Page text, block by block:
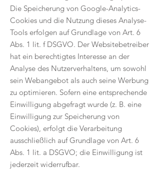
Die Speicherung von Google-Analytics-
Cookies und die Nutzung dieses Analyse-
Tools erfolgen auf Grundlage von Art. 6
Abs. 1 lit. f DSGVO. Der Websitebetreiber
hat ein berechtigtes Interesse an der
Analyse des Nutzerverhaltens, um sowohl
sein Webangebot als auch seine Werbung
zu optimieren. Sofern eine entsprechende
Einwilligung abgefragt wurde (z. B. eine
Einwilligung zur Speicherung von
Cookies), erfolgt die Verarbeitung
ausschließlich auf Grundlage von Art. 6
Abs. 1 lit. a DSGVO; die Einwilligung ist
jederzeit widerrufbar.